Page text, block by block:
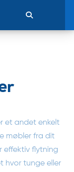
et andet enkelt
møbler fra dit
effektiv flytning
hvor tunge eller